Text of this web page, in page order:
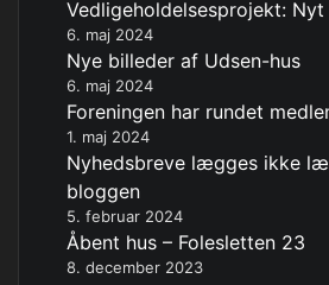
Vedligeholdelsesprojekt:
6. maj 2024
Nye billeder af Udsen-hus
6. maj 2024
Foreningen har rundet
1. maj 2024
Nyhedsbreve lægges ikke
bloggen
5. februar 2024
Åbent hus – Folesletten 23
8. december 2023